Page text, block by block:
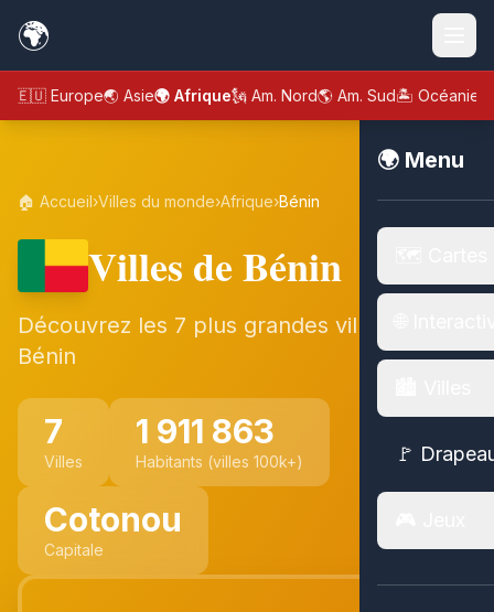
🌍
🇪🇺 Europe🌏 Asie🌍 Afrique🗽 Am. Nord🌎 Am. Sud🏝️ Océanie
🌍 Menu
🚩
🏠 Accueil›Villes du monde›Afrique›Bénin
Villes de Bénin
Découvrez les 7 plus grandes villes de
Bénin
7
Villes
1 911 863
Habitants (villes 100k+)
Cotonou
Capitale